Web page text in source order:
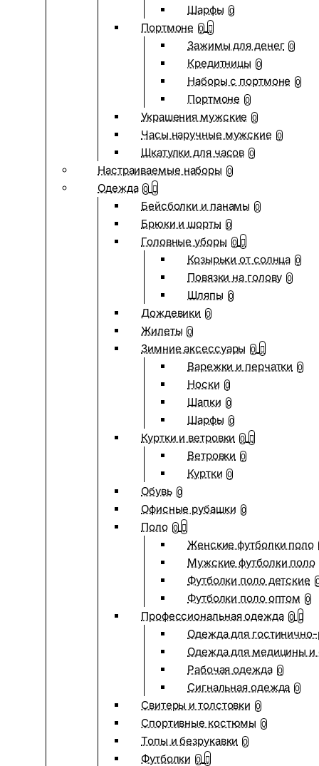
Шарфы 0
Портмоне 0
Зажимы для денег 0
Кредитницы 0
Наборы с портмоне 0
Портмоне 0
Украшения мужские 0
Часы наручные мужские 0
Шкатулки для часов 0
Настраиваемые наборы 0
Одежда 0
Бейсболки и панамы 0
Брюки и шорты 0
Головные уборы 0
Козырьки от солнца 0
Повязки на голову 0
Шляпы 0
Дождевики 0
Жилеты 0
Зимние аксессуары 0
Варежки и перчатки 0
Носки 0
Шапки 0
Шарфы 0
Куртки и ветровки 0
Ветровки 0
Куртки 0
Обувь 0
Офисные рубашки 0
Поло 0
Женские футболки поло
Мужские футболки поло
Футболки поло детские
Футболки поло оптом 0
Профессиональная одежда 0
Одежда для
Одежда для медицины и
Рабочая одежда 0
Сигнальная одежда 0
Свитеры и толстовки 0
Спортивные костюмы 0
Топы и безрукавки 0
Футболки 0